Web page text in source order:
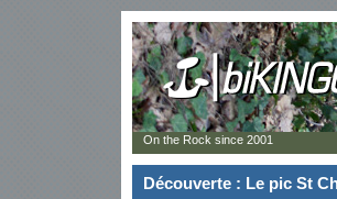
Découverte : Le pic St
On the Rock since 2001